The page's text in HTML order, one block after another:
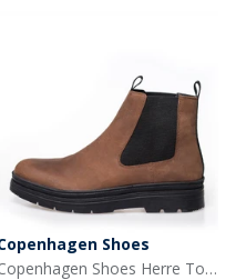
Shoes
Copenhagen Shoes Herre Towswille Støvler 0012 Brown